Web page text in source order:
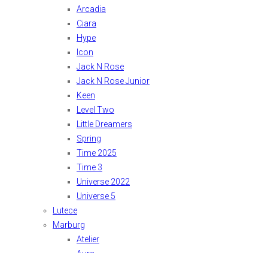
Arcadia
Ciara
Hype
Icon
Jack N Rose
Jack N Rose Junior
Keen
Level Two
Little Dreamers
Spring
Time 2025
Time 3
Universe 2022
Universe 5
Lutece
Marburg
Atelier